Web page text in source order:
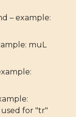
– example:
muL
used for "tr"